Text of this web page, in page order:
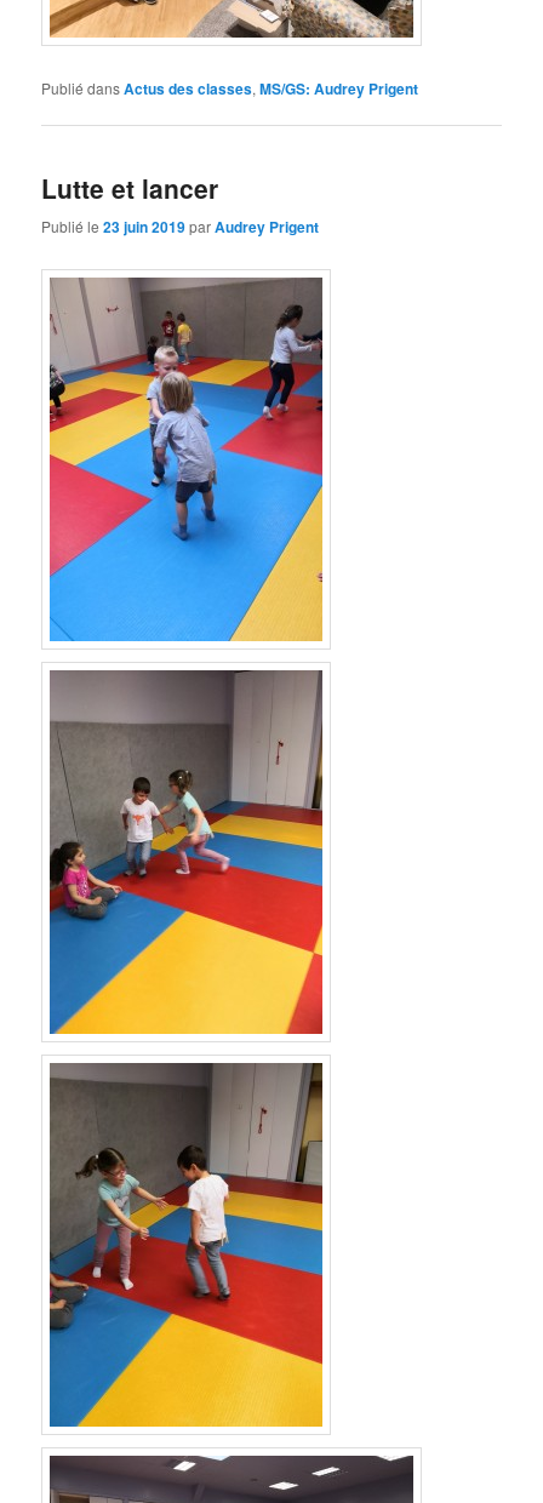
Publié dansActus des classes,MS/GS: Audrey Prigent
Lutte et lancer
Publié le23 juin 2019parAudrey Prigent